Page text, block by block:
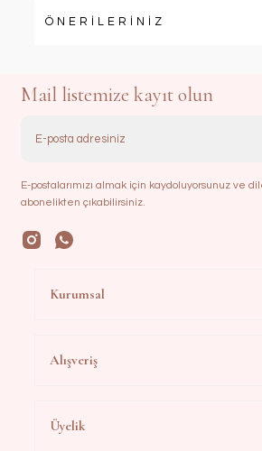
ÖNERİLERİNİZ
Mail listemize kayıt olun
E-postalarımızı almak için kaydoluyorsunuz ve
abonelikten çıkabilirsiniz.
Kurumsal
Alışveriş
Üyelik